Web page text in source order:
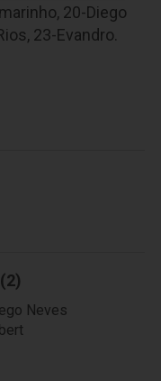
20-Diego
23-Evandro.
Neves